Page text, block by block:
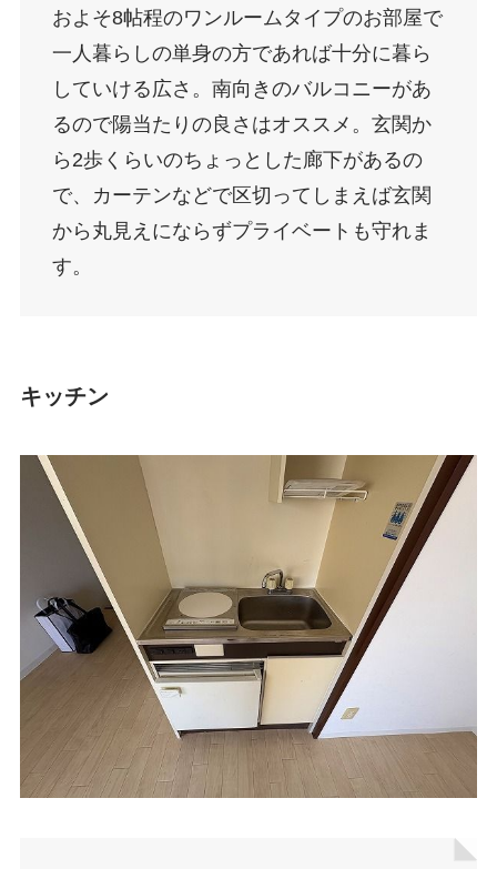
およそ8帖程のワンルームタイプのお部屋で
一人暮らしの単身の方であれば十分に暮ら
していける広さ。南向きのバルコニーがあ
るので陽当たりの良さはオススメ。玄関か
ら2歩くらいのちょっとした廊下があるの
で、カーテンなどで区切ってしまえば玄関
から丸見えにならずプライベートも守れま
す。
キッチン